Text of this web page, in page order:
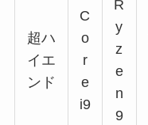
超ハ
イエ
ンド
C
o
r
e
i9
R
y
z
e
n
9